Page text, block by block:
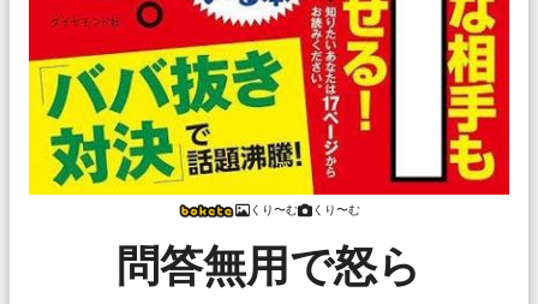
くり〜む くり〜む
問答無用で怒ら